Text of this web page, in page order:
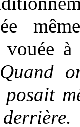
vouée
Quand